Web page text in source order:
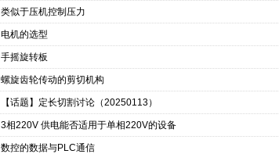
类似于压机控制压力
电机的选型
手摇旋转板
螺旋齿轮传动的剪切机构
【话题】定长切割讨论（20250113）
3相220V 供电能否适用于单相220V的设备
数控的数据与PLC通信